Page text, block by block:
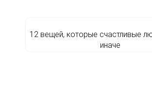
12 вещей, которые счастливые
иначе